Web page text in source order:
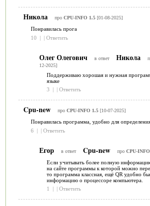
Никола про CPU-INFO 1.5[01-08-2025]
Понравилась прога
10
| | Ответить
Олег Олегович в ответ Никола
12-2025]
Поддерживаю хорошая и нужная
языке
3
| | Ответить
Cpu-new про CPU-INFO 1.5[10-07-2025]
Понравилась программа, удобно для
6
| | Ответить
Егор в ответ Cpu-new про CPU-
Если учитывать более полную
на сайте программы к которой можно
то программа классная, ещё QR удобно
информацию о процессоре компьютера.
1
| | Ответить